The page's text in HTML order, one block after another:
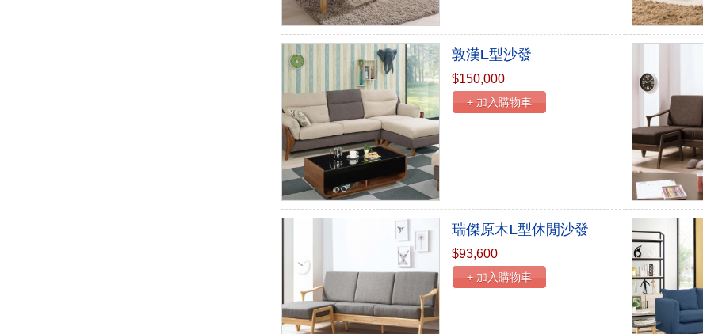
敦漢L型沙發
$150,000
+ 加入購物車
瑞傑原木L型休閒沙發
$93,600
+ 加入購物車